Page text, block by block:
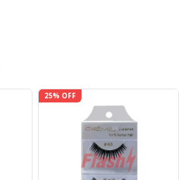
25% OFF